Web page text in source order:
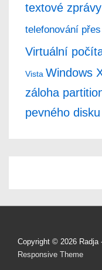
textové zprávy
telefonování
Virtuální
Vista Windows
záloha
pevného disku
Copyright © 2026 Radja
Responsive Theme